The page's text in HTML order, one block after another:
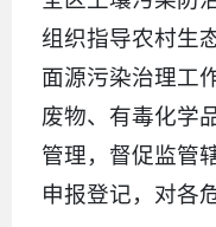
组织指导农村生
面源污染治理工
废物、有毒化学
管理，督促监管
申报登记，对各